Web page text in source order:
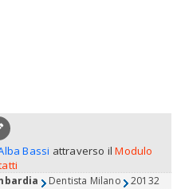
Bassi attraverso ilModulo
Dentista Milano 20132